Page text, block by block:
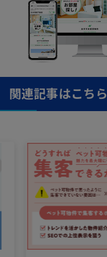
関連記事はこちら